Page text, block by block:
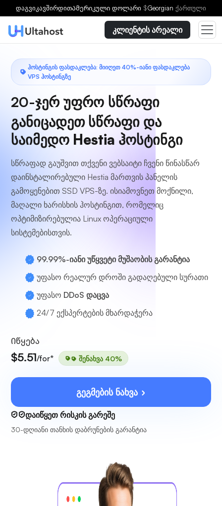
დაგვიკავშირდითᲐმერიკული დოლარი $Georgian ქართული
კლიენტის არეალი
ᲰᲝᲡᲢᲘᲜᲒᲘᲡ ᲤᲐᲡᲓᲐᲙᲚᲔᲑᲐ: ᲛᲘᲘᲦᲔᲗ 40%-ᲘᲐᲜᲘ ᲤᲐᲡᲓᲐᲙᲚᲔᲑᲐ
VPS ᲰᲝᲡᲢᲘᲜᲒᲖᲔ
20-ჯერ უფრო სწრაფი
განიცადეთ სწრაფი და
საიმედო Hestia ჰოსტინგი
სწრაფად გაუშვით თქვენი ვებსაიტი ჩვენი წინასწარ
დაინსტალირებული Hestia მართვის პანელის
გამოყენებით SSD VPS-ზე. ისიამოვნეთ მოქნილი,
მაღალი ხარისხის ჰოსტინგით, რომელიც
ოპტიმიზირებულია Linux ოპერაციული
სისტემებისთვის.
99.99%-იანი უწყვეტი მუშაობის გარანტია
უფასო რეალურ დროში გადაღებული სურათი
უფასო DDoS დაცვა
24/7 ექსპერტების მხარდაჭერა
Იწყება
$5.51/for* შენახვა 40%
გეგმების ნახვა
დაიწყეთ რისკის გარეშე
30-დღიანი თანხის დაბრუნების გარანტია